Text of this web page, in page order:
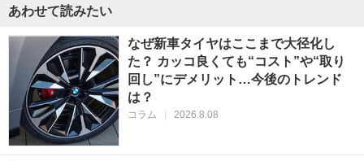
あわせて読みたい
なぜ新車タイヤはここまで大径化し
た？ カッコ良くても“コスト”や“取り
回し”にデメリット…今後のトレンド
は？
コラム 2026.8.08